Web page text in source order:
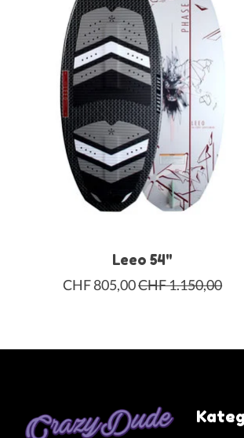
Leeo 54"
CHF 805,00CHF 1.150,00